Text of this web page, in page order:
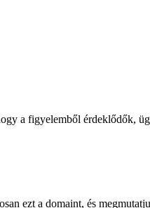
a figyelemből érdeklődők,
ezt a domaint, és